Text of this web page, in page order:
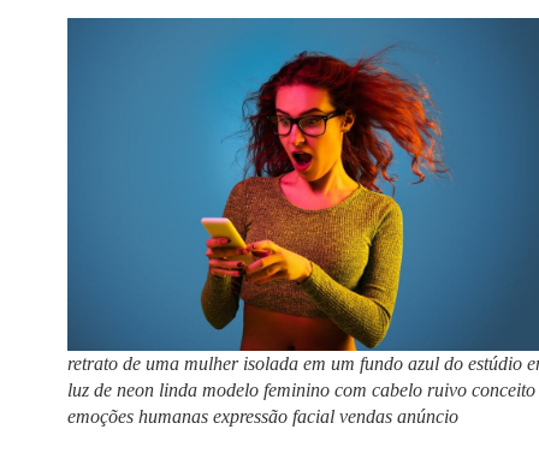
retrato de uma mulher isolada em um fundo azul do estúdio
luz de neon linda modelo feminino com cabelo ruivo conceito
emoções humanas expressão facial vendas anúncio